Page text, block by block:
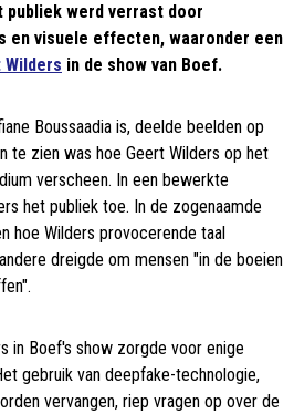
werd verrast door
en visuele effecten, waaronder een
Wilders in de show van Boef.
Boussaadia is, deelde beelden op
te zien was hoe Geert Wilders op het
verscheen. In een bewerkte
het publiek toe. In de zogenaamde
hoe Wilders provocerende taal
dreigde om mensen "in de boeien
in Boef's show zorgde voor enige
gebruik van deepfake-technologie,
vervangen, riep vragen op over de